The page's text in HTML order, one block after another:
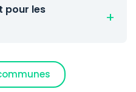
pour les